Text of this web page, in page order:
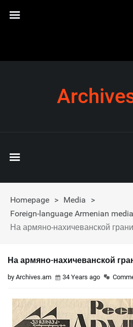
Homepage > Media
>
Foreign-language Armenian media
На армяно-нахичеванской
На армяно-нахичеванской
by Archives.am 34 Years ago